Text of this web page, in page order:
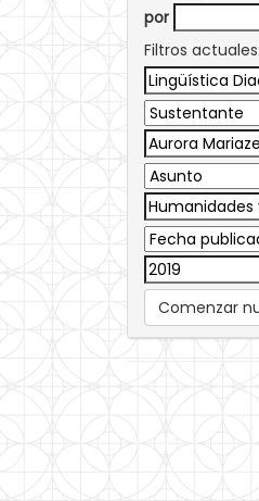
por
Filtros actuales:
Comenzar